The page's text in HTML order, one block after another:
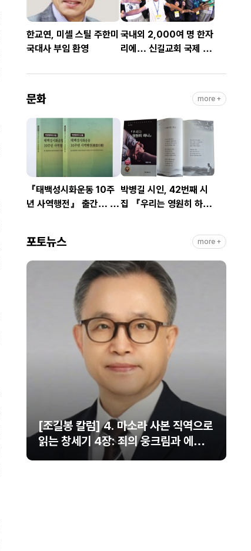
한교연, 미셸 스틸 주한미
국대사 부임 환영
국내외 2,000여 명 한자
리에… 신길교회 국제 청
성료
문화 more +
『태백성시화운동 10주
년 사역행전』 출간… 교
박병길 시인, 42번째 시
집 『우리는 영원히 하
포토뉴스 more +
[조길봉 칼럼] 4. 마소라 사본 직역으로
읽는 창세기 4장: 죄의 웅크림과 에핳의
이름을 부르는 희생물의 단